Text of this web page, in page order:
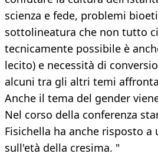
scienza e fede, problemi
sottolineatura che non tutto
tecnicamente possibile è
lecito) e necessità di
alcuni tra gli altri temi
Anche il tema del gender
Nel corso della conferenza
Fisichella ha anche risposto a
sull'età della cresima. "